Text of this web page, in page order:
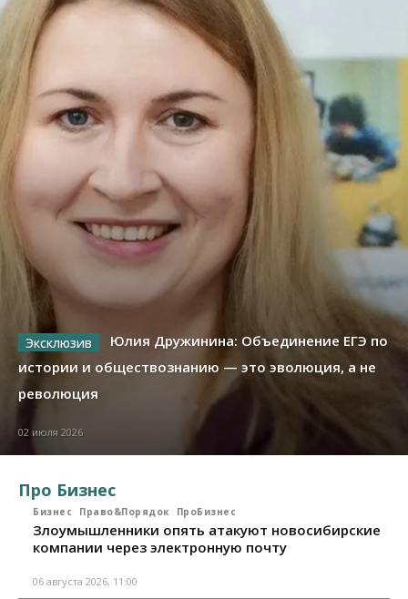
Юлия Дружинина: Объединение ЕГЭ по
истории и обществознанию — это эволюция, а не
революция
02 июля 2026
Про Бизнес
Бизнес Право&Порядок ПроБизнес
Злоумышленники опять атакуют новосибирские
компании через электронную почту
06 августа 2026, 11:00